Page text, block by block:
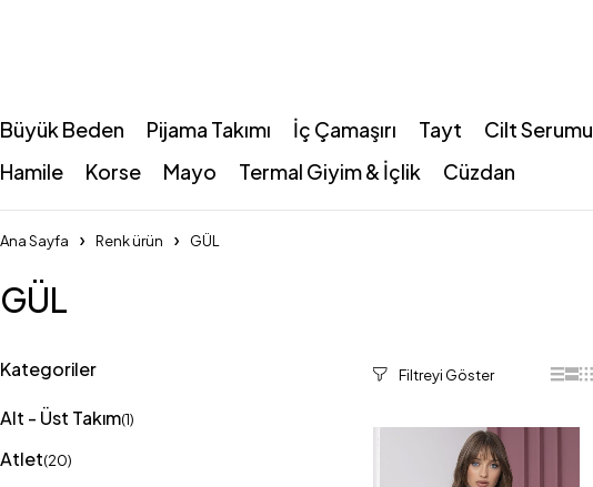
Büyük Beden Pijama Takımı İç Çamaşırı Tayt Cilt Serumu
Hamile
Korse Mayo Termal Giyim & İçlik Cüzdan
Ana Sayfa Renk ürün GÜL
GÜL
Kategoriler
Alt - Üst Takım(1)
Atlet(20)